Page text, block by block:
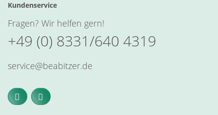
Kundenservice
Fragen? Wir helfen gern!
+49 (0) 8331/640 4319
service@beabitzer.de